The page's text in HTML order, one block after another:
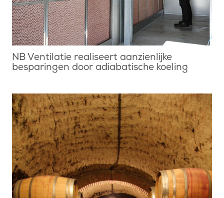
NB Ventilatie realiseert aanzienlijke
besparingen door adiabatische koeling